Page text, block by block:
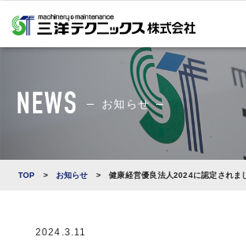
お知らせ
TOP > お知らせ > 健康経営優良法人2024に認定されま
2024.3.11